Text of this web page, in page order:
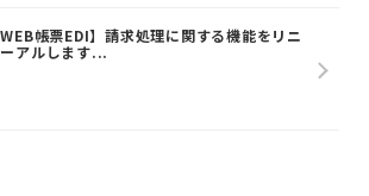
WEB帳票EDI】請求処理に関する機能をリニ
アルします...